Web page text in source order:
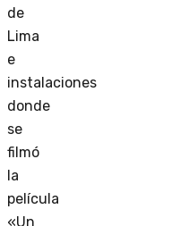
de
Lima
e
instalaciones
donde
se
filmó
la
película
«Un